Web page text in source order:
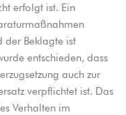
erfolgt ist. Ein
der Beklagte ist
entschieden, dass
auch zur
verpflichtet ist. Das
Verhalten im